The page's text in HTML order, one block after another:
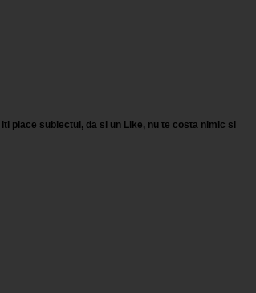
place subiectul, da si un Like, nu te costa nimic si